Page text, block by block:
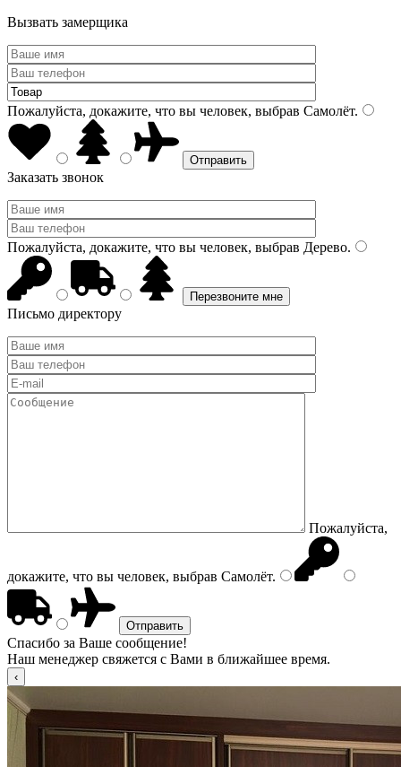
Вызвать замерщика
Пожалуйста, докажите, что вы человек, выбрав Самолёт.
Заказать звонок
Пожалуйста, докажите, что вы человек, выбрав Дерево.
Письмо директору
Пожалуйста,
докажите, что вы человек, выбрав Самолёт.
Спасибо за Ваше сообщение!
Наш менеджер свяжется с Вами в ближайшее время.